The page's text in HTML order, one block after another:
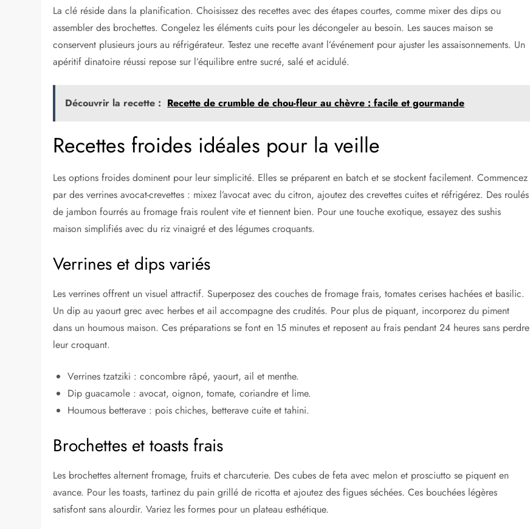
La clé réside dans la planification. Choisissez des recettes avec des étapes courtes, comme mixer des dips ou
assembler des brochettes. Congelez les éléments cuits pour les décongeler au besoin. Les sauces maison se
conservent plusieurs jours au réfrigérateur. Testez une recette avant l’événement pour ajuster les assaisonnements. Un
apéritif dinatoire réussi repose sur l’équilibre entre sucré, salé et acidulé.
Découvrir la recette : Recette de crumble de chou-fleur au chèvre : facile et gourmande
Recettes froides idéales pour la veille
Les options froides dominent pour leur simplicité. Elles se préparent en batch et se stockent facilement. Commencez
par des verrines avocat-crevettes : mixez l’avocat avec du citron, ajoutez des crevettes cuites et réfrigérez. Des roulés
de jambon fourrés au fromage frais roulent vite et tiennent bien. Pour une touche exotique, essayez des sushis
maison simplifiés avec du riz vinaigré et des légumes croquants.
Verrines et dips variés
Les verrines offrent un visuel attractif. Superposez des couches de fromage frais, tomates cerises hachées et basilic.
Un dip au yaourt grec avec herbes et ail accompagne des crudités. Pour plus de piquant, incorporez du piment
dans un houmous maison. Ces préparations se font en 15 minutes et reposent au frais pendant 24 heures sans perdre
leur croquant.
Verrines tzatziki : concombre râpé, yaourt, ail et menthe.
Dip guacamole : avocat, oignon, tomate, coriandre et lime.
Houmous betterave : pois chiches, betterave cuite et tahini.
Brochettes et toasts frais
Les brochettes alternent fromage, fruits et charcuterie. Des cubes de feta avec melon et prosciutto se piquent en
avance. Pour les toasts, tartinez du pain grillé de ricotta et ajoutez des figues séchées. Ces bouchées légères
satisfont sans alourdir. Variez les formes pour un plateau esthétique.